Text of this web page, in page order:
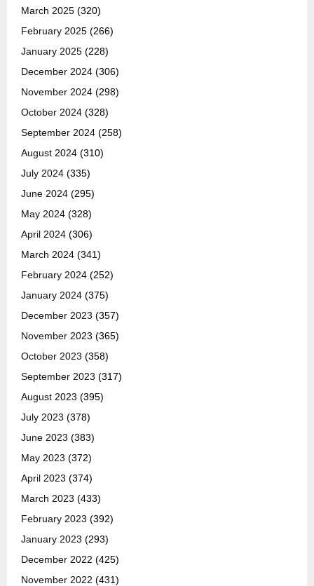
March 2025 (320)
February 2025 (266)
January 2025 (228)
December 2024 (306)
November 2024 (298)
October 2024 (328)
September 2024 (258)
August 2024 (310)
July 2024 (335)
June 2024 (295)
May 2024 (328)
April 2024 (306)
March 2024 (341)
February 2024 (252)
January 2024 (375)
December 2023 (357)
November 2023 (365)
October 2023 (358)
September 2023 (317)
August 2023 (395)
July 2023 (378)
June 2023 (383)
May 2023 (372)
April 2023 (374)
March 2023 (433)
February 2023 (392)
January 2023 (293)
December 2022 (425)
November 2022 (431)